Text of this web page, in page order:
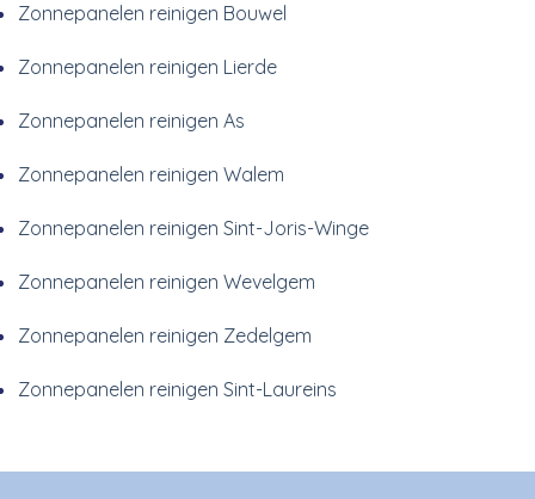
Zonnepanelen reinigen Bouwel
Zonnepanelen reinigen Lierde
Zonnepanelen reinigen As
Zonnepanelen reinigen Walem
Zonnepanelen reinigen Sint-Joris-Winge
Zonnepanelen reinigen Wevelgem
Zonnepanelen reinigen Zedelgem
Zonnepanelen reinigen Sint-Laureins